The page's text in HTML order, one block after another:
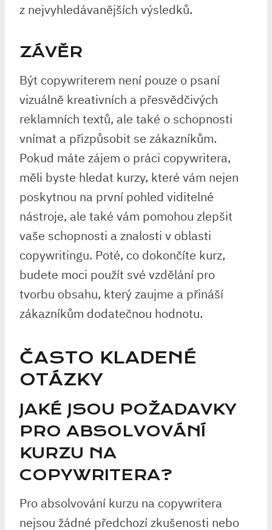
z nejvyhledávanějších výsledků.
ZÁVĚR
Být copywriterem není pouze o psaní
vizuálně kreativních a přesvědčivých
reklamních textů, ale také o schopnosti
vnímat a přizpůsobit se zákazníkům.
Pokud máte zájem o práci copywritera,
měli byste hledat kurzy, které vám nejen
poskytnou na první pohled viditelné
nástroje, ale také vám pomohou zlepšit
vaše schopnosti a znalosti v oblasti
copywritingu. Poté, co dokončíte kurz,
budete moci použít své vzdělání pro
tvorbu obsahu, který zaujme a přináší
zákazníkům dodatečnou hodnotu.
ČASTO KLADENÉ
OTÁZKY
JAKÉ JSOU POŽADAVKY
PRO ABSOLVOVÁNÍ
KURZU NA
COPYWRITERA?
Pro absolvování kurzu na copywritera
nejsou žádné předchozí zkušenosti nebo